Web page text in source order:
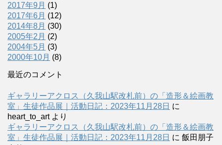
2017年9月 (1)
2017年6月 (12)
2014年8月 (30)
2005年2月 (2)
2004年5月 (3)
2000年10月 (8)
最近のコメント
ギャラリーアクロス（久我山駅改札前）の「造形＆絵画教
室」生徒作品展｜活動日記：2023年11月28日 に
heart_to_artより
ギャラリーアクロス（久我山駅改札前）の「造形＆絵画教
室」生徒作品展｜活動日記：2023年11月28日 に 飯田朋子